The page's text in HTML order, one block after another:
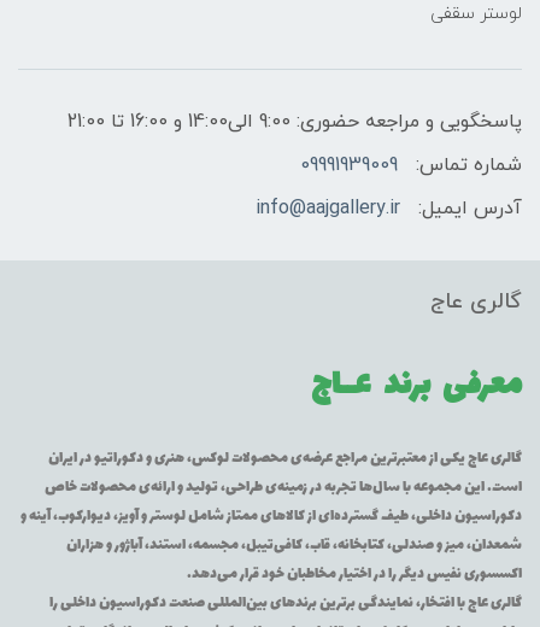
لوستر سقفی
پاسخگویی و مراجعه حضوری: 9:00 الی14:00 و 16:00 تا 21:00
شماره تماس:
09991939009
آدرس ایمیل:
info@aajgallery.ir
گالری عاج
معرفی برند عــاج
گالری عاج یکی از معتبرترین مراجع عرضه‌ی محصولات لوکس، هنری و دکوراتیو در ایران
است. این مجموعه با سال‌ها تجربه در زمینه‌ی طراحی، تولید و ارائه‌ی محصولات خاص
دکوراسیون داخلی، طیف گسترده‌ای از کالاهای ممتاز شامل لوستر و آویز، دیوارکوب، آینه و
شمعدان، میز و صندلی، کتابخانه، قاب، کافی‌تیبل، مجسمه، استند، آباژور و هزاران
اکسسوری نفیس دیگر را در اختیار مخاطبان خود قرار می‌دهد.
گالری عاج با افتخار، نمایندگی برترین برندهای بین‌المللی صنعت دکوراسیون داخلی را